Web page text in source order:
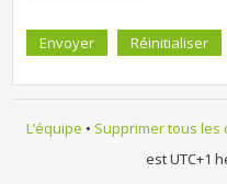
L’équipe • Supprimer tous les
est UTC+1